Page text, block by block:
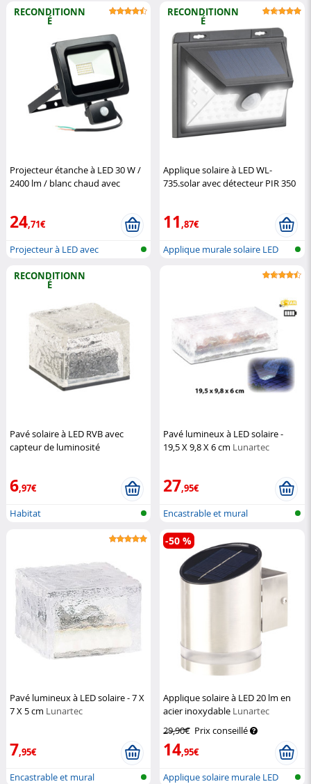
RECONDITIONN
É
Projecteur étanche à LED 30 W /
2400 lm / blanc chaud avec
24,71€
Projecteur à LED avec
RECONDITIONN
É
Applique solaire à LED WL-
735.solar avec détecteur PIR 350
11,87€
Applique murale solaire LED
RECONDITIONN
É
Pavé solaire à LED RVB avec
capteur de luminosité
6,97€
Habitat
Pavé lumineux à LED solaire -
19,5 X 9,8 X 6 cm Lunartec
27,95€
Encastrable et mural
Pavé lumineux à LED solaire - 7 X
7 X 5 cm Lunartec
7,95€
Encastrable et mural
Applique solaire à LED 20 lm en
acier inoxydable Lunartec
29,90€ Prix conseillé
14,95€
-50 %
Applique solaire murale LED